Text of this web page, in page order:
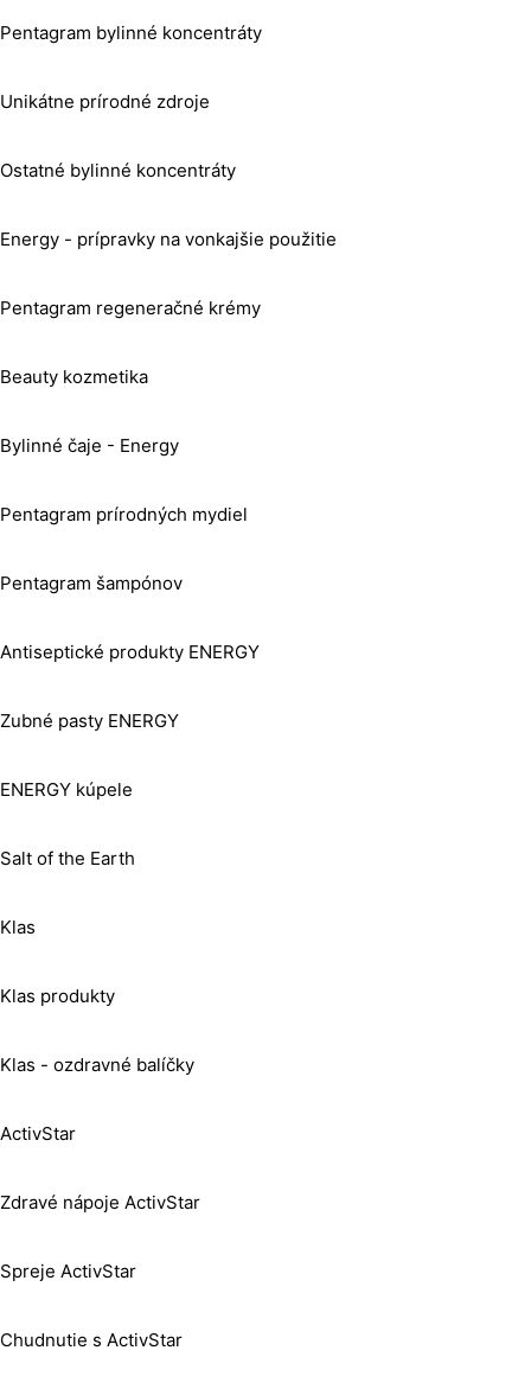
Pentagram bylinné koncentráty
Unikátne prírodné zdroje
Ostatné bylinné koncentráty
Energy - prípravky na vonkajšie použitie
Pentagram regeneračné krémy
Beauty kozmetika
Bylinné čaje - Energy
Pentagram prírodných mydiel
Pentagram šampónov
Antiseptické produkty ENERGY
Zubné pasty ENERGY
ENERGY kúpele
Salt of the Earth
Klas
Klas produkty
Klas - ozdravné balíčky
ActivStar
Zdravé nápoje ActivStar
Spreje ActivStar
Chudnutie s ActivStar